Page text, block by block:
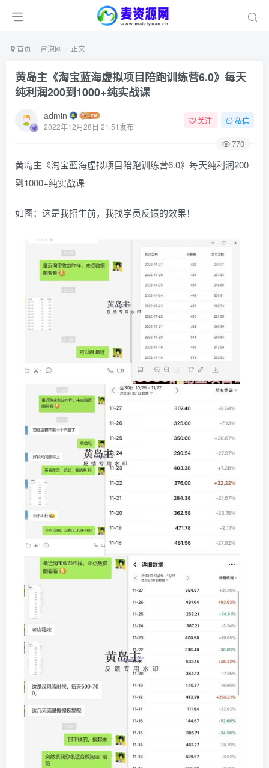
首页 冒泡网 正文
黄岛主《淘宝蓝海虚拟项目陪跑训练营6.0》每天
纯利润200到1000+纯实战课
admin
2022年12月28日 21:51发布
关注 私信
770
黄岛主《淘宝蓝海虚拟项目陪跑训练营6.0》每天纯利润200
到1000+纯实战课
如图：这是我招生前，我找学员反馈的效果！